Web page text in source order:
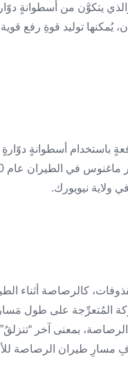
يتكوَّن من أسطوانةٍ
توليد قوةِ رفع قوية
باستخدام أسطوانةٍ دوّارةٍ
ولاية نيويورك.
كالرصاصة أثناء
المُتعرِّجة على طول
بمعنى آخر
مسارِ طيران الرصاصة